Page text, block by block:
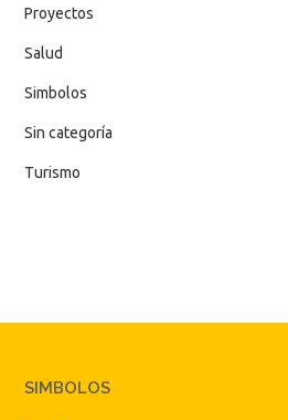
Proyectos
Salud
Simbolos
Sin categoría
Turismo
SIMBOLOS